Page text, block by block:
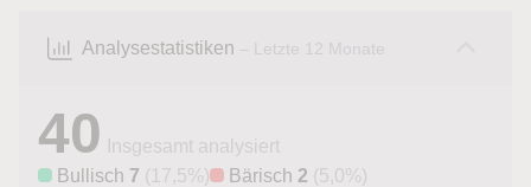
Analysestatistiken – Letzte 12 Monate
40
Insgesamt analysiert
Bullisch 7 (17,5%) Bärisch 2 (5,0%)